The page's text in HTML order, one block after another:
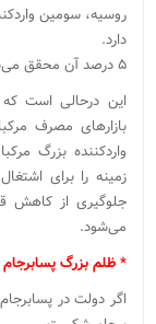
روسیه، سومین
دارد.
۵ درصد آن محقق می‌شود.
این درحالی است که
بازارهای مصرف
واردکننده بزرگ
زمینه را برای
جلوگیری از کاهش
می‌شود.
* ظلم بزرگ پسابرجام
اگر دولت در